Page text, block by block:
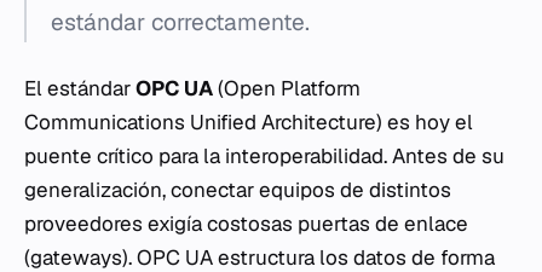
estándar correctamente.
El estándarOPC UA(Open Platform
Communications Unified Architecture) es hoy el
puente crítico para la interoperabilidad. Antes de su
generalización, conectar equipos de distintos
proveedores exigía costosas puertas de enlace
(gateways). OPC UA estructura los datos de forma